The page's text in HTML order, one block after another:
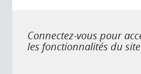
Connectez-vous pour
les fonctionnalités du site